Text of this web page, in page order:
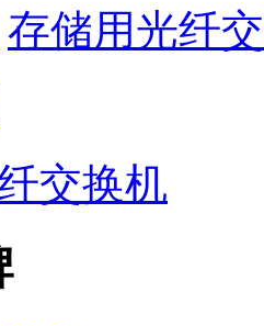
存储用光纤
交换机